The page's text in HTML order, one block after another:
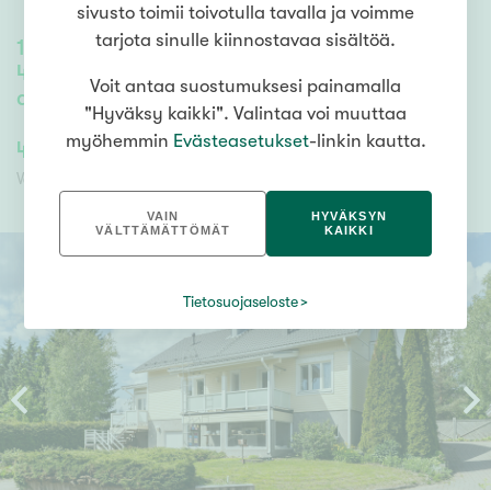
166 /326m²
4 mh, oh, avok., 2 eril. wc, khh, 2 kph, s,
ask.t., var., at
438 000,00 €
Velaton hinta
438 000,00 €
sivusto toimii toivotulla tavalla ja voimme
tarjota sinulle kiinnostavaa sisältöä.
Voit antaa suostumuksesi painamalla
"Hyväksy kaikki". Valintaa voi muuttaa
myöhemmin Evästeasetukset-linkin kautta.
VAIN
VÄLTTÄMÄTTÖMÄT
HYVÄKSYN
KAIKKI
Tietosuojaseloste